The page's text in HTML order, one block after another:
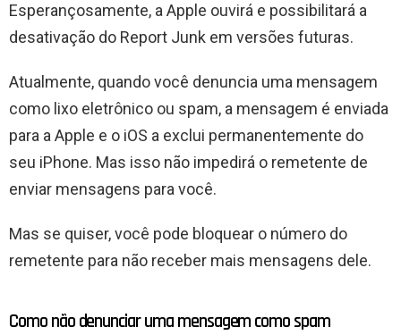
Esperançosamente, a Apple ouvirá e possibilitará a
desativação do Report Junk em versões futuras.
Atualmente, quando você denuncia uma mensagem
como lixo eletrônico ou spam, a mensagem é enviada
para a Apple e o iOS a exclui permanentemente do
seu iPhone. Mas isso não impedirá o remetente de
enviar mensagens para você.
Mas se quiser, você pode bloquear o número do
remetente para não receber mais mensagens dele.
Como não denunciar uma mensagem como spam